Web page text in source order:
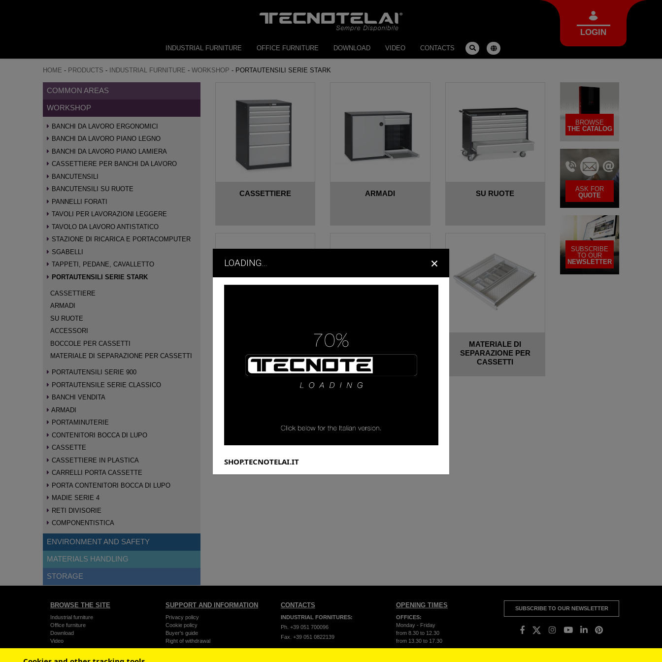
LOGIN
INDUSTRIAL FURNITURE OFFICE FURNITURE DOWNLOAD VIDEO CONTACTS
HOME - PRODUCTS - INDUSTRIAL FURNITURE - WORKSHOP - PORTAUTENSILI SERIE STARK
COMMON AREAS
WORKSHOP
BANCHI DA LAVORO ERGONOMICI
BANCHI DA LAVORO PIANO LEGNO
BANCHI DA LAVORO PIANO LAMIERA
CASSETTIERE PER BANCHI DA LAVORO
BANCUTENSILI
BANCUTENSILI SU RUOTE
PANNELLI FORATI
TAVOLI PER LAVORAZIONI LEGGERE
TAVOLO DA LAVORO ANTISTATICO
STAZIONE DI RICARICA E PORTACOMPUTER
SGABELLI
TAPPETI, PEDANE, CAVALLETTO
PORTAUTENSILI SERIE STARK
CASSETTIERE
ARMADI
SU RUOTE
ACCESSORI
BOCCOLE PER CASSETTI
MATERIALE DI SEPARAZIONE PER CASSETTI
PORTAUTENSILI SERIE 900
PORTAUTENSILE SERIE CLASSICO
BANCHI VENDITA
ARMADI
PORTAMINUTERIE
CONTENITORI BOCCA DI LUPO
CASSETTE
CASSETTIERE IN PLASTICA
CARRELLI PORTA CASSETTE
PORTA CONTENITORI BOCCA DI LUPO
MADIE SERIE 4
RETI DIVISORIE
COMPONENTISTICA
ENVIRONMENT AND SAFETY
MATERIALS HANDLING
STORAGE
CASSETTIERE ARMADI SU RUOTE
CASSETTI
MATERIALE DI
SEPARAZIONE PER
CASSETTI
BROWSE
THE CATALOG
ASK FOR
QUOTE
SUBSCRIBE
TO OUR
NEWSLETTER
BROWSE THE SITE
Industrial furniture
Office furniture
Download
Video
Contacts
SUPPORT AND INFORMATION
Privacy policy
Cookie policy
Buyer's guide
Right of withdrawal
General conditions of sales
CONTACTS
INDUSTRIAL FORNITURES:
Ph. +39 051 700096
Fax. +39 051 0822139
OPENING TIMES
OFFICES:
Monday - Friday
from 8.30 to 12.30
from 13.30 to 17.30
SUBSCRIBE TO OUR NEWSLETTER
×
LOADING...
SHOP.TECNOTELAI.IT